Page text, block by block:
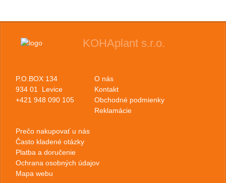
KOHAplant s.r.o.
P.O.BOX 134
934 01 Levice
+421 948 090 105
O nás
Kontakt
Obchodné podmienky
Reklamácie
Prečo nakupovať u nás
Často kladené otázky
Platba a doručenie
Ochrana osobných údajov
Mapa webu